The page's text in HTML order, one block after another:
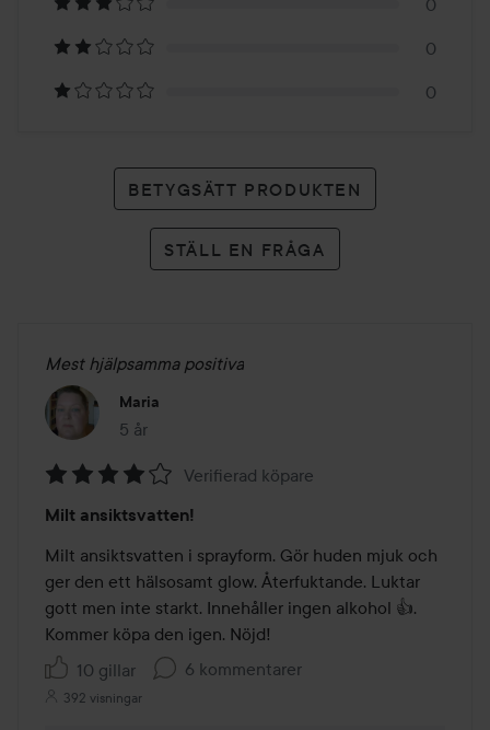
betyg
0
0
0
BETYGSÄTT PRODUKTEN
STÄLL EN FRÅGA
Mest hjälpsamma positiva
Maria
5 år
Inlägget skapades 5 år
4
av
5
Verifierad köpare
Milt ansiktsvatten!
Milt ansiktsvatten i sprayform. Gör huden mjuk och
ger den ett hälsosamt glow. Återfuktande. Luktar
gott men inte starkt. Innehåller ingen alkohol 👍.
Kommer köpa den igen. Nöjd!
10 gillar
6 kommentarer
392 visningar